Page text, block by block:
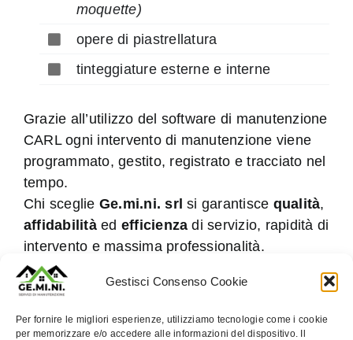
Gestisci Consenso Cookie
Per fornire le migliori esperienze, utilizziamo tecnologie come i cookie
per memorizzare e/o accedere alle informazioni del dispositivo. Il
moquette)
opere di piastrellatura
tinteggiature esterne e interne
Grazie all’utilizzo del software di manutenzione
CARL ogni intervento di manutenzione viene
programmato, gestito, registrato e tracciato nel
tempo.
Chi sceglie Ge.mi.ni. srl si garantisce qualità,
affidabilitàed efficienza di servizio, rapidità di
intervento e massima professionalità.
Per maggiori informazioni contattate il